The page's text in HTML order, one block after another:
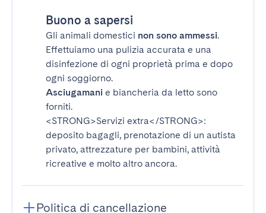
Buono a sapersi
Gli animali domestici non sono ammessi.
Effettuiamo una pulizia accurata e una
disinfezione di ogni proprietà prima e dopo
ogni soggiorno.
Asciugamani e biancheria da letto sono
forniti.
<STRONG>Servizi extra</STRONG>:
deposito bagagli, prenotazione di un autista
privato, attrezzature per bambini, attività
ricreative e molto altro ancora.
Politica di cancellazione